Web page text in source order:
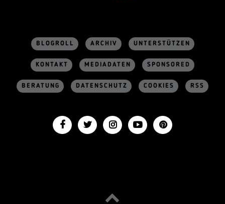
BLOGROLL ARCHIV UNTERSTÜTZEN
KONTAKT MEDIADATEN SPONSORED
BERATUNG DATENSCHUTZ COOKIES RSS